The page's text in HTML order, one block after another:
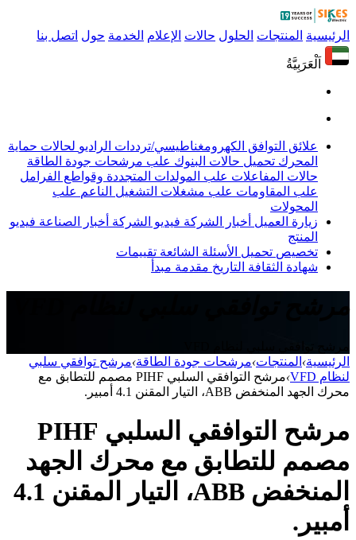
الرئيسية المنتجات الحلول حالات الإعلام الخدمة حول اتصل بنا
اَلْعَرَبِيَّةُ
علائق التوافق الكهرومغناطيسي/ترددات الراديو لحالات حماية
المحرك تحميل حالات البنوك علب مرشحات جودة الطاقة
حالات المفاعلات علب المولدات المتجددة وقواطع الفرامل
علب المقاومات علب مشغلات التشغيل الناعم علب
المحولات
زيارة العميل أخبار الشركة فيديو الشركة أخبار الصناعة فيديو
المنتج
تخصيص تحميل الأسئلة الشائعة تقييمات
شهادة الثقافة التاريخ مقدمة مبدأ
الرئيسية› المنتجات›مرشحات جودة الطاقة›مرشح توافقي سلبي
لنظام VFD
›
مرشح التوافقي السلبي PIHF مصمم للتطابق مع
محرك الجهد المنخفض ABB، التيار المقنن 4.1 أمبير.
مرشح التوافقي السلبي PIHF
مصمم للتطابق مع محرك الجهد
المنخفض ABB، التيار المقنن 4.1
أمبير.